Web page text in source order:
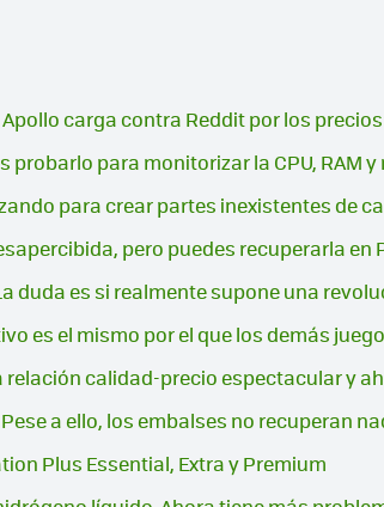
carga contra Reddit por los
para monitorizar la CPU, RAM y
para crear partes inexistentes de
pero puedes recuperarla en
duda es si realmente supone una
es el mismo por el que los demás
relación calidad-precio espectacular y
a ello, los embalses no recuperan
Plus Essential, Extra y Premium